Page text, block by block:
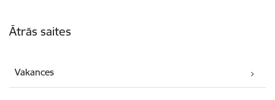
Ātrās saites
Vakances